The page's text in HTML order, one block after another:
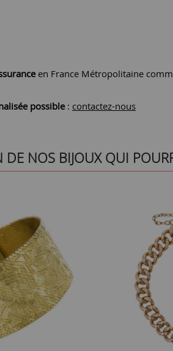
en France Métropolitaine
possible : contactez-nous
DE NOS BIJOUX QUI